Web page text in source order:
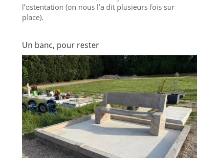
l’ostentation (on nous l’a dit plusieurs fois sur
place).
Un banc, pour rester